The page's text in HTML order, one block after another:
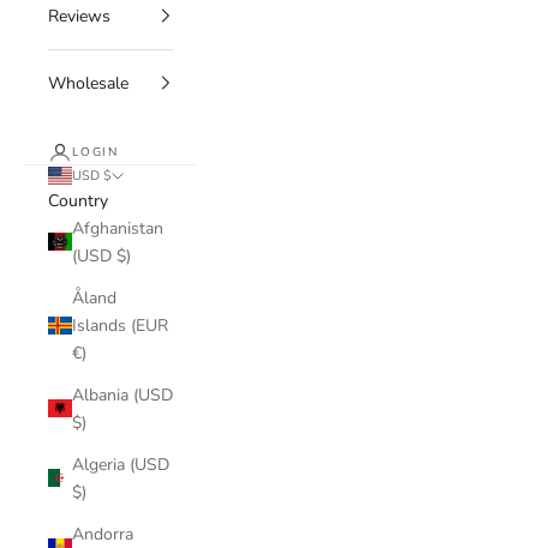
Reviews
Wholesale
LOGIN
USD $
Country
Afghanistan
(USD $)
Åland
Islands (EUR
€)
Albania (USD
$)
Algeria (USD
$)
Andorra